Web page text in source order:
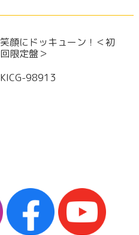
笑顔にドッキューン！＜初
回限定盤＞
KICG-98913